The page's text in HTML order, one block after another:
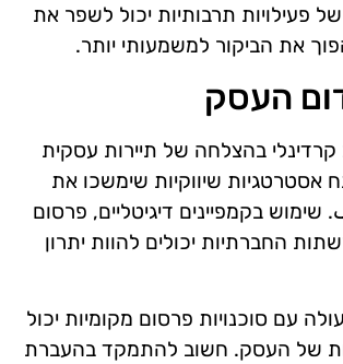
פעילויות תרבותיות יכול לשפר את
את הביקור למשמעותי יותר.
העסק
קרדינלי בהצלחה של תיירות עסקית
אסטרטגיות שיווקיות שימשכו את
בקמפיינים דיגיטליים, פרסום
החברתיות יכולים להוות יתרון
עם סוכנויות פרסום מקומיות יכול
של העסק. חשוב להתמקד בהעברת